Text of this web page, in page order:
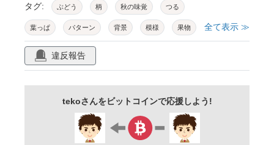
タグ: ぶどう 柄 秋の味覚 つる
葉っぱ パターン 背景 模様 果物
フルーツ ツタ
シンプル アイコン シルエット
ポップ 壁紙 イラスト
全て表示 ≫
違反報告
tekoさんをビットコインで応援しよう!